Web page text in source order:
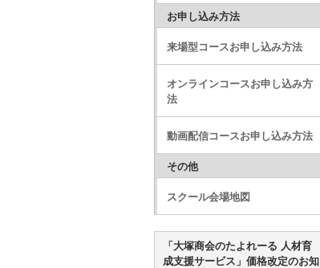
お申し込み方法
来場型コースお申し込み方法
オンラインコースお申し込み方
法
動画配信コースお申し込み方法
その他
スクール会場地図
「大塚商会のたよれーる 人材育
成支援サービス」価格改定のお知